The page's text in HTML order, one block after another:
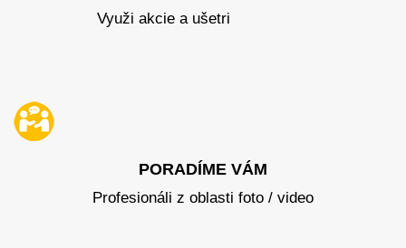
Využi akcie a ušetri
PORADÍME VÁM
Profesionáli z oblasti foto / video